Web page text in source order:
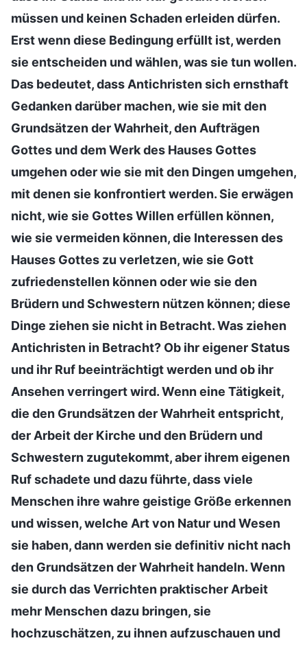
müssen und keinen Schaden erleiden dürfen.
Erst wenn diese Bedingung erfüllt ist, werden
sie entscheiden und wählen, was sie tun wollen.
Das bedeutet, dass Antichristen sich ernsthaft
Gedanken darüber machen, wie sie mit den
Grundsätzen der Wahrheit, den Aufträgen
Gottes und dem Werk des Hauses Gottes
umgehen oder wie sie mit den Dingen umgehen,
mit denen sie konfrontiert werden. Sie erwägen
nicht, wie sie Gottes Willen erfüllen können,
wie sie vermeiden können, die Interessen des
Hauses Gottes zu verletzen, wie sie Gott
zufriedenstellen können oder wie sie den
Brüdern und Schwestern nützen können; diese
Dinge ziehen sie nicht in Betracht. Was ziehen
Antichristen in Betracht? Ob ihr eigener Status
und ihr Ruf beeinträchtigt werden und ob ihr
Ansehen verringert wird. Wenn eine Tätigkeit,
die den Grundsätzen der Wahrheit entspricht,
der Arbeit der Kirche und den Brüdern und
Schwestern zugutekommt, aber ihrem eigenen
Ruf schadete und dazu führte, dass viele
Menschen ihre wahre geistige Größe erkennen
und wissen, welche Art von Natur und Wesen
sie haben, dann werden sie definitiv nicht nach
den Grundsätzen der Wahrheit handeln. Wenn
sie durch das Verrichten praktischer Arbeit
mehr Menschen dazu bringen, sie
hochzuschätzen, zu ihnen aufzuschauen und